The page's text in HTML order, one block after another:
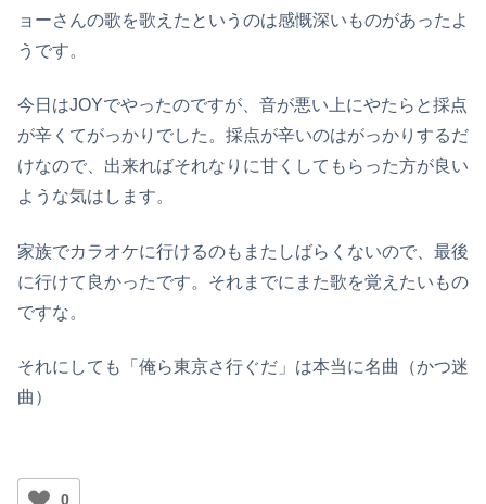
ョーさんの歌を歌えたというのは感慨深いものがあったよ
うです。
今日はJOYでやったのですが、音が悪い上にやたらと採点
が辛くてがっかりでした。採点が辛いのはがっかりするだ
けなので、出来ればそれなりに甘くしてもらった方が良い
ような気はします。
家族でカラオケに行けるのもまたしばらくないので、最後
に行けて良かったです。それまでにまた歌を覚えたいもの
ですな。
それにしても「俺ら東京さ行ぐだ」は本当に名曲（かつ迷
曲）
0